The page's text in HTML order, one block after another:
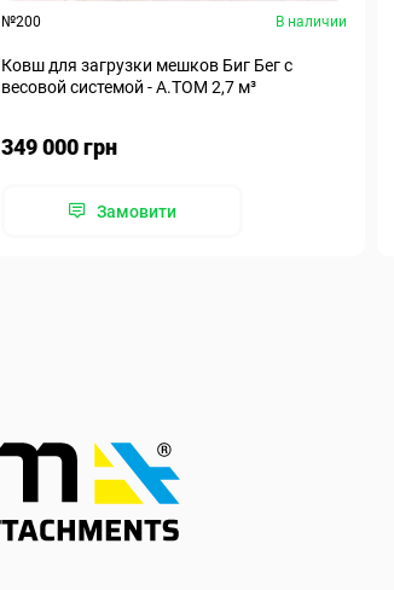
№200 В наличии
Ковш для загрузки мешков Биг Бег с
весовой системой - А.ТОМ 2,7 м³
349 000 грн
Замовити